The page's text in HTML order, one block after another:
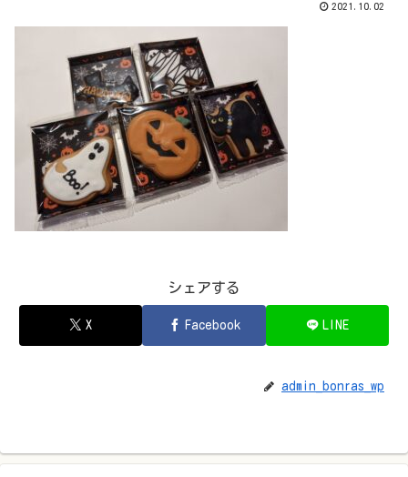
2021.10.02
シェアする
X Facebook LINE
admin_bonras_wp